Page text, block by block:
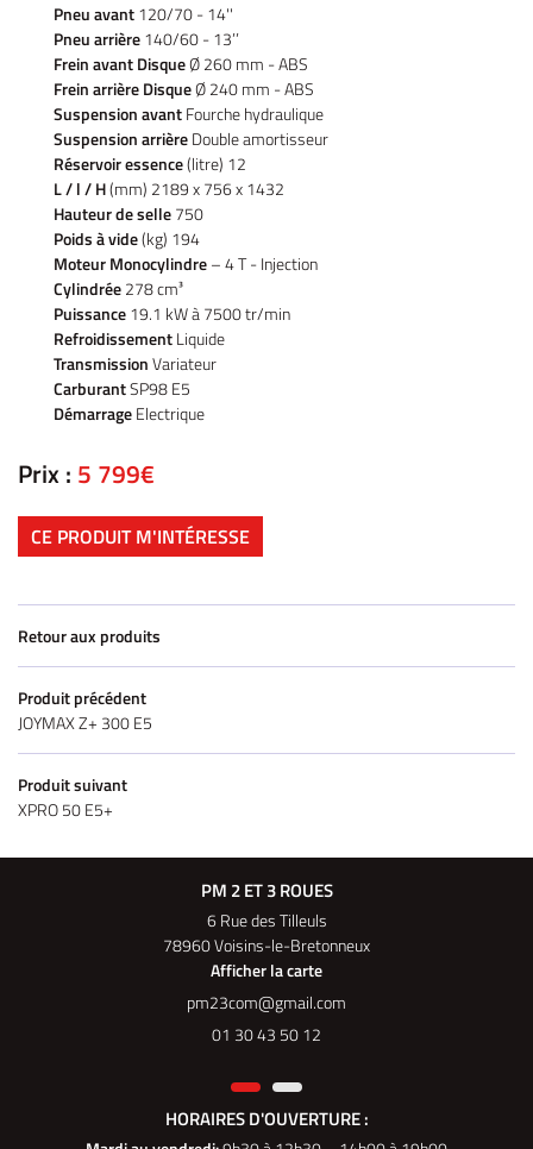
location
d’occasion
Services
votre véhicule
Actualités
Contact
Pneu avant120/70 - 14''
Pneu arrière140/60 - 13’’
Frein avant DisqueØ 260 mm - ABS
Frein arrière DisqueØ 240 mm - ABS
Suspension avantFourche hydraulique
Suspension arrièreDouble amortisseur
Réservoir essence(litre) 12
L / l / H(mm) 2189 x 756 x 1432
Hauteur de selle750
Poids à vide(kg) 194
Moteur Monocylindre– 4 T - Injection
Cylindrée278 cm³
Puissance19.1 kW à 7500 tr/min
RefroidissementLiquide
TransmissionVariateur
CarburantSP98 E5
DémarrageElectrique
Prix : 5 799€
CE PRODUIT M'INTÉRESSE
Retour aux produits
Produit précédent
JOYMAX Z+ 300 E5
Produit suivant
XPRO 50 E5+
PM 2 ET 3 ROUES
6 Rue des Tilleuls
78960 Voisins-le-Bretonneux
Afficher la carte
01 30 43 50 12
HORAIRES D'OUVERTURE :